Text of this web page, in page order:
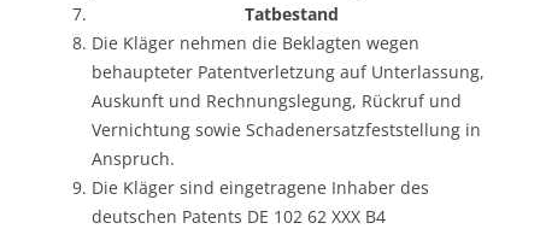
Tatbestand
Die Kläger nehmen die Beklagten wegen
behaupteter Patentverletzung auf Unterlassung,
Auskunft und Rechnungslegung, Rückruf und
Vernichtung sowie Schadenersatzfeststellung in
Anspruch.
Die Kläger sind eingetragene Inhaber des
deutschen Patents DE 102 62 XXX B4